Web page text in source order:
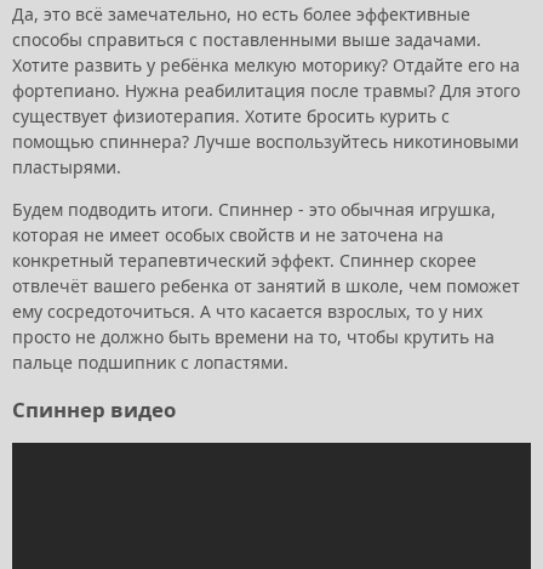
Да, это всё замечательно, но есть более эффективные
способы справиться с поставленными выше задачами.
Хотите развить у ребёнка мелкую моторику? Отдайте его на
фортепиано. Нужна реабилитация после травмы? Для этого
существует физиотерапия. Хотите бросить курить с
помощью спиннера? Лучше воспользуйтесь никотиновыми
пластырями.
Будем подводить итоги. Спиннер - это обычная игрушка,
которая не имеет особых свойств и не заточена на
конкретный терапевтический эффект. Спиннер скорее
отвлечёт вашего ребенка от занятий в школе, чем поможет
ему сосредоточиться. А что касается взрослых, то у них
просто не должно быть времени на то, чтобы крутить на
пальце подшипник с лопастями.
Спиннер видео